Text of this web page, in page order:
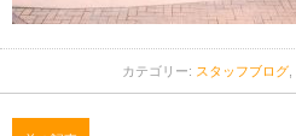
カテゴリー: スタッフブログ